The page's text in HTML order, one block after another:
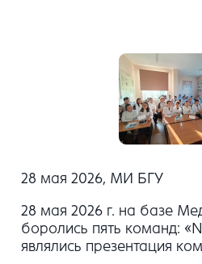
28 мая 2026, МИ БГУ
28 мая 2026 г. на базе
боролись пять команд:
являлись презентация